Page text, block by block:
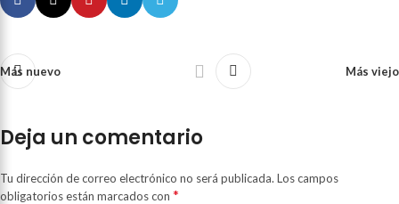
Más nuevo Más viejo
Deja un comentario
Tu dirección de correo electrónico no será publicada. Los campos
obligatorios están marcados con *